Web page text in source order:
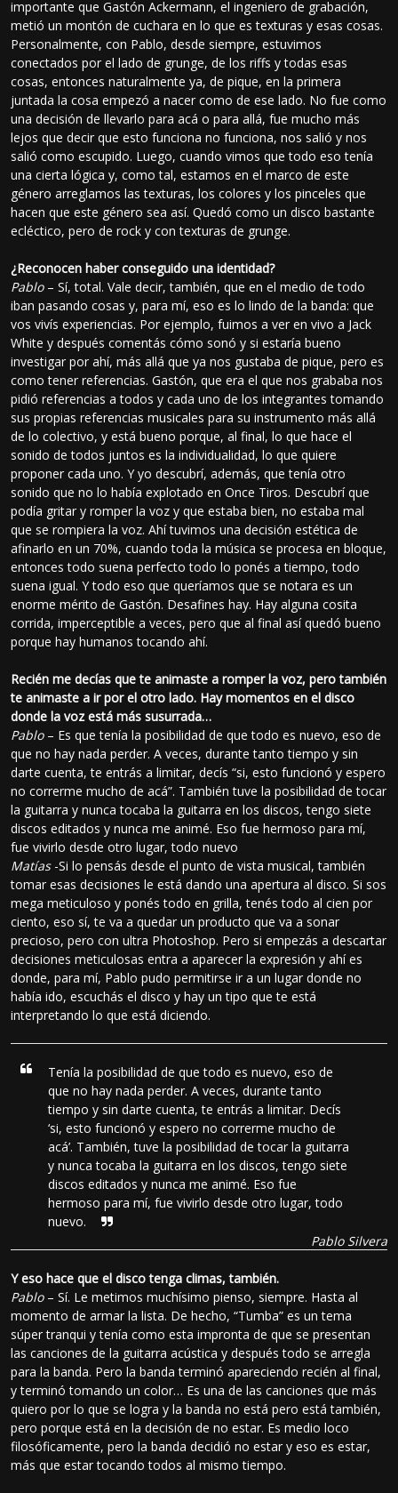
importante que Gastón Ackermann, el ingeniero de grabación,
metió un montón de cuchara en lo que es texturas y esas cosas.
Personalmente, con Pablo, desde siempre, estuvimos
conectados por el lado de grunge, de los riffs y todas esas
cosas, entonces naturalmente ya, de pique, en la primera
juntada la cosa empezó a nacer como de ese lado. No fue como
una decisión de llevarlo para acá o para allá, fue mucho más
lejos que decir que esto funciona no funciona, nos salió y nos
salió como escupido. Luego, cuando vimos que todo eso tenía
una cierta lógica y, como tal, estamos en el marco de este
género arreglamos las texturas, los colores y los pinceles que
hacen que este género sea así. Quedó como un disco bastante
ecléctico, pero de rock y con texturas de grunge.
¿Reconocen haber conseguido una identidad?
Pablo– Sí, total. Vale decir, también, que en el medio de todo
iban pasando cosas y, para mí, eso es lo lindo de la banda: que
vos vivís experiencias. Por ejemplo, fuimos a ver en vivo a Jack
White y después comentás cómo sonó y si estaría bueno
investigar por ahí, más allá que ya nos gustaba de pique, pero es
como tener referencias. Gastón, que era el que nos grababa nos
pidió referencias a todos y cada uno de los integrantes tomando
sus propias referencias musicales para su instrumento más allá
de lo colectivo, y está bueno porque, al final, lo que hace el
sonido de todos juntos es la individualidad, lo que quiere
proponer cada uno. Y yo descubrí, además, que tenía otro
sonido que no lo había explotado en Once Tiros. Descubrí que
podía gritar y romper la voz y que estaba bien, no estaba mal
que se rompiera la voz. Ahí tuvimos una decisión estética de
afinarlo en un 70%, cuando toda la música se procesa en bloque,
entonces todo suena perfecto todo lo ponés a tiempo, todo
suena igual. Y todo eso que queríamos que se notara es un
enorme mérito de Gastón. Desafines hay. Hay alguna cosita
corrida, imperceptible a veces, pero que al final así quedó bueno
porque hay humanos tocando ahí.
Recién me decías que te animaste a romper la voz, pero también
te animaste a ir por el otro lado. Hay momentos en el disco
donde la voz está más susurrada…
Pablo– Es que tenía la posibilidad de que todo es nuevo, eso de
que no hay nada perder. A veces, durante tanto tiempo y sin
darte cuenta, te entrás a limitar, decís “si, esto funcionó y espero
no correrme mucho de acá”. También tuve la posibilidad de tocar
la guitarra y nunca tocaba la guitarra en los discos, tengo siete
discos editados y nunca me animé. Eso fue hermoso para mí,
fue vivirlo desde otro lugar, todo nuevo
Matías-Si lo pensás desde el punto de vista musical, también
tomar esas decisiones le está dando una apertura al disco. Si sos
mega meticuloso y ponés todo en grilla, tenés todo al cien por
ciento, eso sí, te va a quedar un producto que va a sonar
precioso, pero con ultra Photoshop. Pero si empezás a descartar
decisiones meticulosas entra a aparecer la expresión y ahí es
donde, para mí, Pablo pudo permitirse ir a un lugar donde no
había ido, escuchás el disco y hay un tipo que te está
interpretando lo que está diciendo.
Tenía la posibilidad de que todo es nuevo, eso de
que no hay nada perder. A veces, durante tanto
tiempo y sin darte cuenta, te entrás a limitar. Decís
‘si, esto funcionó y espero no correrme mucho de
acá’. También, tuve la posibilidad de tocar la guitarra
y nunca tocaba la guitarra en los discos, tengo siete
discos editados y nunca me animé. Eso fue
hermoso para mí, fue vivirlo desde otro lugar, todo
nuevo.
Pablo Silvera
Y eso hace que el disco tenga climas, también.
Pablo– Sí. Le metimos muchísimo pienso, siempre. Hasta al
momento de armar la lista. De hecho, “Tumba” es un tema
súper tranqui y tenía como esta impronta de que se presentan
las canciones de la guitarra acústica y después todo se arregla
para la banda. Pero la banda terminó apareciendo recién al final,
y terminó tomando un color… Es una de las canciones que más
quiero por lo que se logra y la banda no está pero está también,
pero porque está en la decisión de no estar. Es medio loco
filosóficamente, pero la banda decidió no estar y eso es estar,
más que estar tocando todos al mismo tiempo.